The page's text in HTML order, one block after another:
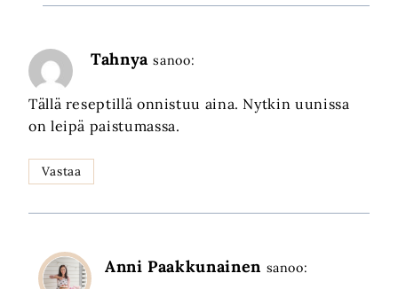
Tahnya sanoo:
Tällä reseptillä onnistuu aina. Nytkin uunissa
on leipä paistumassa.
Vastaa
Anni Paakkunainen sanoo: